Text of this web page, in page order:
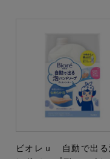
ビオレｕ 自動で出る